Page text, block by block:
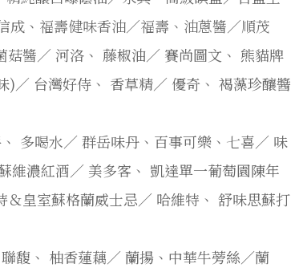
成、 福壽健味香油／福壽、油蔥醬／順茂
菇醬／ 河洛、 藤椒油／ 賽尚圖文、 熊貓牌
)／ 台灣好侍、 香草精／ 優奇、 褐藻珍釀醬
多喝水／ 群岳味丹、百事可樂、七喜／ 味
維濃紅酒／ 美多客、 凱達單一葡萄園陳年
＆皇室蘇格蘭威士忌／ 哈維特、 舒味思蘇打
聯馥、 柚香蓮藕／ 蘭揚、中華牛蒡絲／蘭